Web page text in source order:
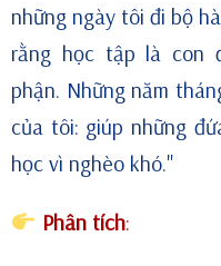
những ngày tôi đi bộ
rằng học tập là con
phận. Những năm
của tôi: giúp những
học vì nghèo khó."
Phân tích: